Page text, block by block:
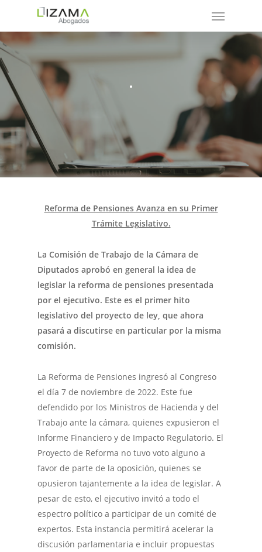
.
Reforma de Pensiones Avanza en su Primer
Trámite Legislativo.
La Comisión de Trabajo de la Cámara de
Diputados aprobó en general la idea de
legislar la reforma de pensiones presentada
por el ejecutivo. Este es el primer hito
legislativo del proyecto de ley, que ahora
pasará a discutirse en particular por la misma
comisión.
La Reforma de Pensiones ingresó al Congreso
el día 7 de noviembre de 2022. Este fue
defendido por los Ministros de Hacienda y del
Trabajo ante la cámara, quienes expusieron el
Informe Financiero y de Impacto Regulatorio. El
Proyecto de Reforma no tuvo voto alguno a
favor de parte de la oposición, quienes se
opusieron tajantemente a la idea de legislar. A
pesar de esto, el ejecutivo invitó a todo el
espectro político a participar de un comité de
expertos. Esta instancia permitirá acelerar la
discusión parlamentaria e incluir propuestas